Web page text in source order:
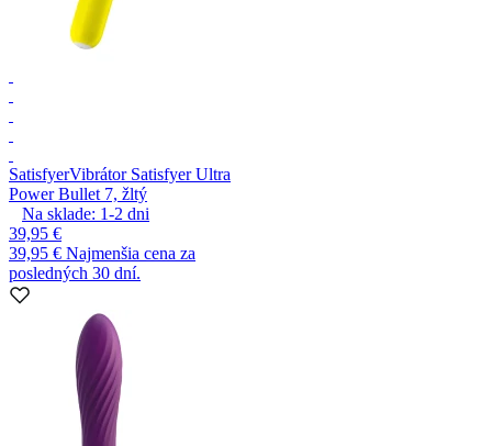
SatisfyerVibrátor Satisfyer Ultra
Power Bullet 7, žltý
Na sklade: 1-2 dni
39,95 €
39,95 € Najmenšia cena za
posledných 30 dní.